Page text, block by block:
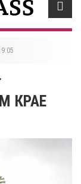
КРАЕ